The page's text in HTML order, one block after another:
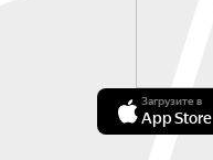
Загрузите в
App Store